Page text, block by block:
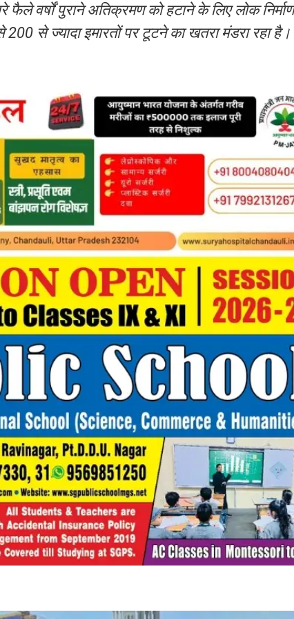
वर्षों पुराने अतिक्रमण को हटाने के लिए लोक
से ज्यादा इमारतों पर टूटने का खतरा मंडरा रहा है।